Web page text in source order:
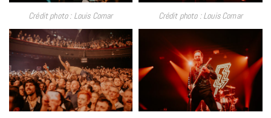
Crédit photo : Louis Comar Crédit photo : Louis Comar